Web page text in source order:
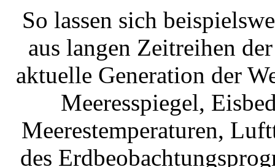
So lassen sich
aus langen Zeitreihen
aktuelle Generation der
Meeresspiegel,
Meerestemperaturen,
des